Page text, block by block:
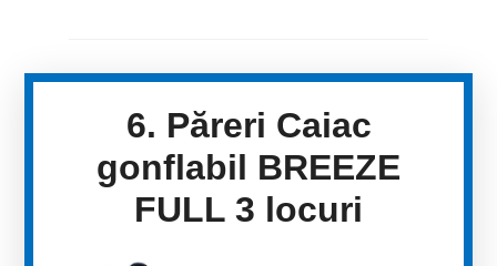
6. Păreri Caiac
gonflabil BREEZE
FULL 3 locuri